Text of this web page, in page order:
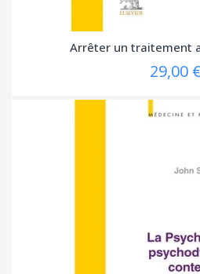
Arrêter un traitement
29,00 €